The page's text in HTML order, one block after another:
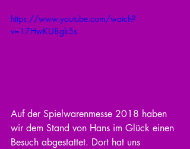
https://www.youtube.com/watch?
v=17HwKU8gk5s
Auf der Spielwarenmesse 2018 haben
wir dem Stand von Hans im Glück einen
Besuch abgestattet. Dort hat uns